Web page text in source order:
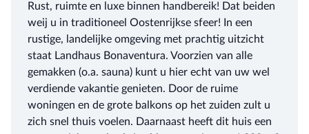
Rust, ruimte en luxe binnen handbereik! Dat beiden
weij u in traditioneel Oostenrijkse sfeer! In een
rustige, landelijke omgeving met prachtig uitzicht
staat Landhaus Bonaventura. Voorzien van alle
gemakken (o.a. sauna) kunt u hier echt van uw wel
verdiende vakantie genieten. Door de ruime
woningen en de grote balkons op het zuiden zult u
zich snel thuis voelen. Daarnaast heeft dit huis een